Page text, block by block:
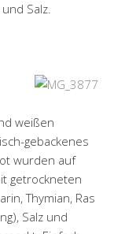
Salz.
weißen
gebackenes
wurden auf
getrockneten
Thymian, Ras
Salz und